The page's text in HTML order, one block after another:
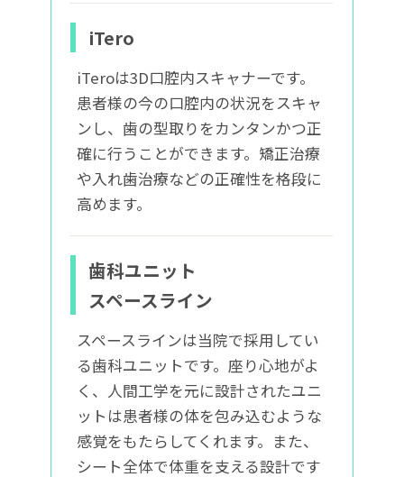
iTero
iTeroは3D口腔内スキャナーです。
患者様の今の口腔内の状況をスキャ
ンし、歯の型取りをカンタンかつ正
確に行うことができます。矯正治療
や入れ歯治療などの正確性を格段に
高めます。
歯科ユニット
スペースライン
スペースラインは当院で採用してい
る歯科ユニットです。座り心地がよ
く、人間工学を元に設計されたユニ
ットは患者様の体を包み込むような
感覚をもたらしてくれます。また、
シート全体で体重を支える設計です